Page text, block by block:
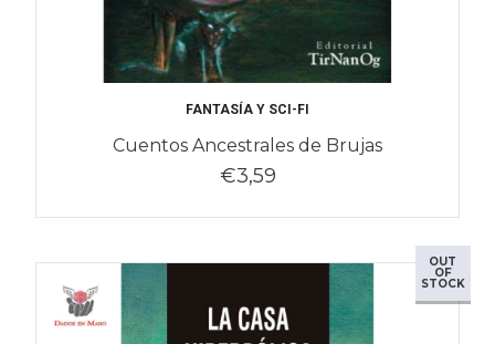
FANTASÍA Y SCI-FI
Cuentos Ancestrales de Brujas
€3,59
OUT
OF
STOCK